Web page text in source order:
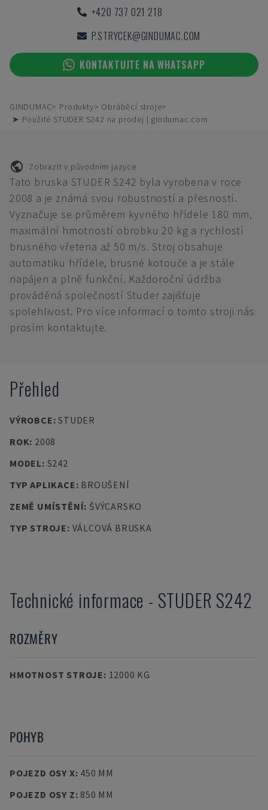
+420 737 021 218
P.STRYCEK@GINDUMAC.COM
KONTAKTUJTE NA WHATSAPP
GINDUMAC Produkty
Obráběcí stroje
➤ Použité STUDER S242 na prodej | gindumac.com
Zobrazit v původním jazyce
Tato bruska STUDER S242 byla vyrobena v roce
2008 a je známá svou robustností a přesností.
Vyznačuje se průměrem kyvného hřídele 180 mm,
maximální hmotností obrobku 20 kg a rychlostí
brusného vřetena až 50 m/s. Stroj obsahuje
automatiku hřídele, brusné kotouče a je stále
napájen a plně funkční. Každoroční údržba
prováděná společností Studer zajišťuje
spolehlivost. Pro více informací o tomto stroji nás
prosím kontaktujte.
Přehled
VÝROBCE:STUDER
ROK: 2008
MODEL: S242
TYP APLIKACE: BROUŠENÍ
ZEMĚ UMÍSTĚNÍ: ŠVÝCARSKO
TYP STROJE: VÁLCOVÁ BRUSKA
Technické informace - STUDER S242
ROZMĚRY
HMOTNOST STROJE: 12000 KG
POHYB
POJEZD OSY X: 450 MM
POJEZD OSY Z: 850 MM